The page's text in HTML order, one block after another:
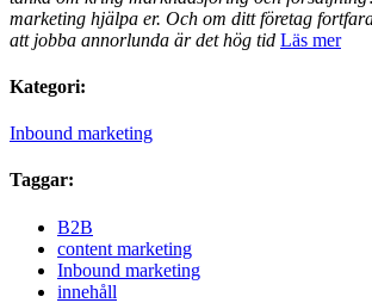
marketing hjälpa er. Och om ditt företag
att jobba annorlunda är det hög tid Läs mer
Kategori:
Inbound marketing
Taggar:
B2B
content marketing
Inbound marketing
innehåll